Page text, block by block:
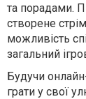
та порадами.
створене
можливість
загальний
Будучи
грати у свої